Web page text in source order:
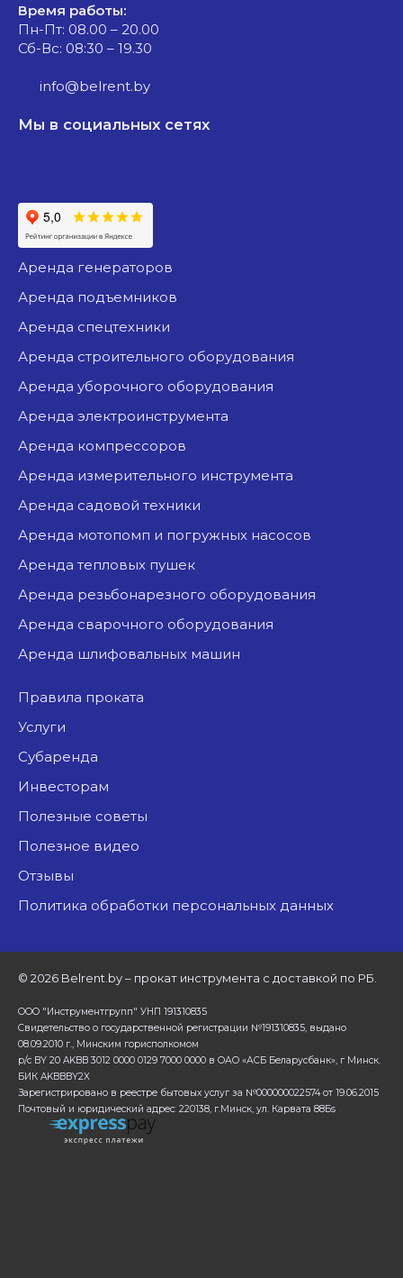
Время работы:
Пн-Пт: 08.00 – 20.00
Сб-Вс: 08:30 – 19.30
info@belrent.by
Мы в социальных сетях
аренда генераторов
аренда подъемников
аренда спецтехники
аренда строительного оборудования
аренда уборочного оборудования
аренда электроинструмента
аренда компрессоров
аренда измерительного инструмента
аренда садовой техники
аренда мотопомп и погружных насосов
аренда тепловых пушек
аренда резьбонарезного оборудования
аренда сварочного оборудования
аренда шлифовальных машин
Правила проката
Услуги
Субаренда
Инвесторам
Полезные советы
Полезное видео
Отзывы
Политика обработки персональных данных
© 2026 Belrent.by – прокат инструмента с доставкой по РБ.
ООО "Инструментгрупп" УНП 191310835
Свидетельство о государственной регистрации №191310835, выдано
08.09.2010 г., Минским горисполкомом
р/с BY 20 AKBB 3012 0000 0129 7000 0000 в ОАО «АСБ Беларусбанк», г Минск.
БИК AKBBBY2X
Зарегистрировано в реестре бытовых услуг за №000000022574 от 19.06.2015
Почтовый и юридический адрес: 220138, г.Минск, ул. Карвата 88Бs